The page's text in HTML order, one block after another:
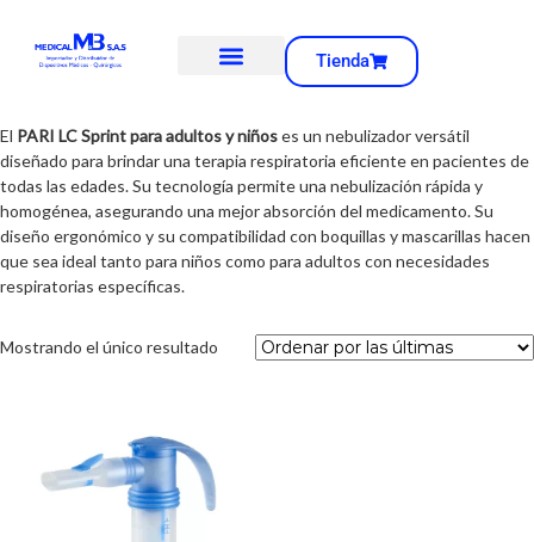
Tienda
El PARI LC Sprint para adultos y niñoses un nebulizador versátil
diseñado para brindar una terapia respiratoria eficiente en pacientes de
todas las edades. Su tecnología permite una nebulización rápida y
homogénea, asegurando una mejor absorción del medicamento. Su
diseño ergonómico y su compatibilidad con boquillas y mascarillas hacen
que sea ideal tanto para niños como para adultos con necesidades
respiratorias específicas.
Mostrando el único resultado